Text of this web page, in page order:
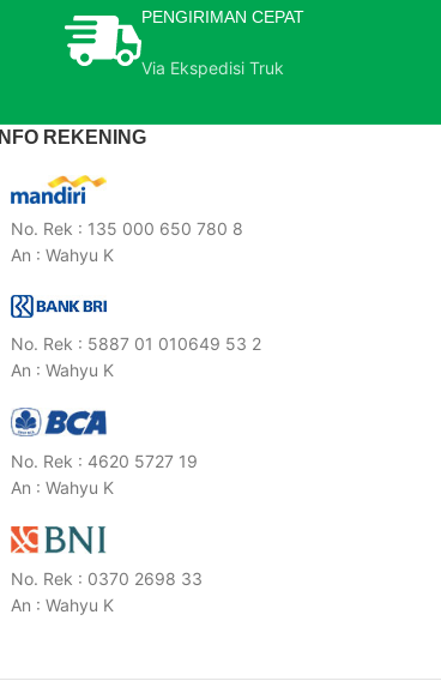
PENGIRIMAN CEPAT
Via Ekspedisi Truk
INFO REKENING
No. Rek : 135 000 650 780 8
An : Wahyu K
No. Rek : 5887 01 010649 53 2
An : Wahyu K
No. Rek : 4620 5727 19
An : Wahyu K
No. Rek : 0370 2698 33
An : Wahyu K